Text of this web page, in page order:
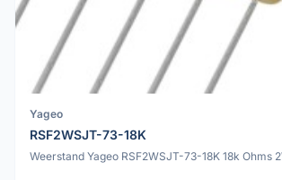
Yageo
RSF2WSJT-73-18K
Weerstand Yageo RSF2WSJT-73-18K 18k Ohms